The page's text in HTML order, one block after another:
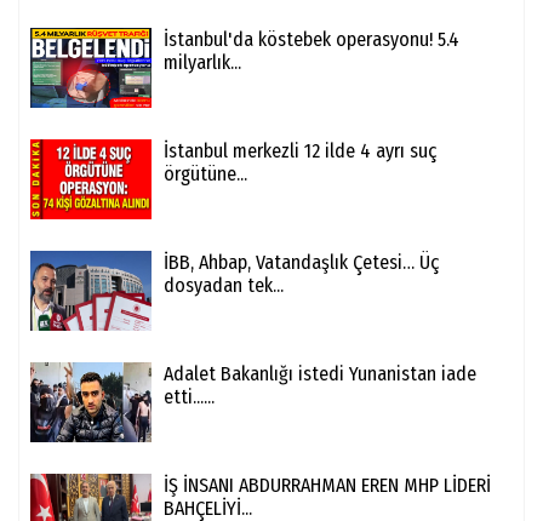
İstanbul'da köstebek operasyonu! 5.4
milyarlık...
İstanbul merkezli 12 ilde 4 ayrı suç
örgütüne...
İBB, Ahbap, Vatandaşlık Çetesi… Üç
dosyadan tek...
Adalet Bakanlığı istedi Yunanistan iade
etti......
İŞ İNSANI ABDURRAHMAN EREN MHP LİDERİ
BAHÇELİYİ...